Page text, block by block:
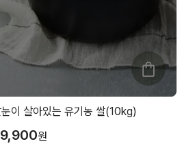
눈이 살아있는 유기농 쌀(10kg)
원